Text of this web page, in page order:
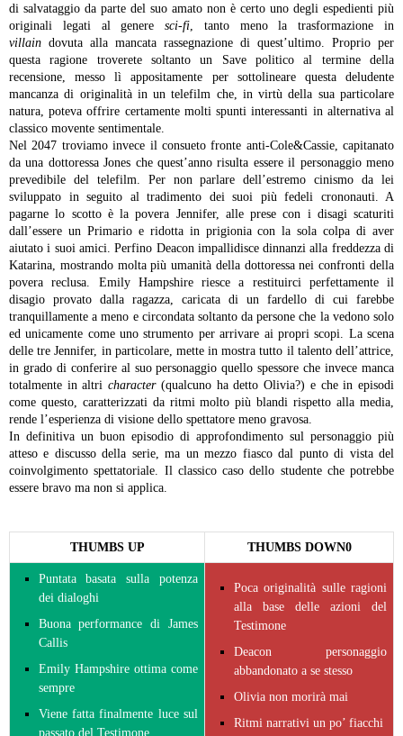
di salvataggio da parte del suo amato non è certo uno degli espedienti più
originali legati al generesci-fi , tanto meno la trasformazione in
villain dovuta alla mancata rassegnazione di quest’ultimo. Proprio per
questa ragione troverete soltanto un Save politico al termine della
recensione, messo lì appositamente per sottolineare questa deludente
mancanza di originalità in un telefilm che, in virtù della sua particolare
natura, poteva offrire certamente molti spunti interessanti in alternativa al
classico movente sentimentale.
Nel 2047 troviamo invece il consueto fronte anti-Cole&Cassie, capitanato
da una dottoressa Jones che quest’anno risulta essere il personaggio meno
prevedibile del telefilm. Per non parlare dell’estremo cinismo da lei
sviluppato in seguito al tradimento dei suoi più fedeli crononauti. A
pagarne lo scotto è la povera Jennifer, alle prese con i disagi scaturiti
dall’essere un Primario e ridotta in prigionia con la sola colpa di aver
aiutato i suoi amici. Perfino Deacon impallidisce dinnanzi alla freddezza di
Katarina, mostrando molta più umanità della dottoressa nei confronti della
povera reclusa. Emily Hampshire riesce a restituirci perfettamente il
disagio provato dalla ragazza, caricata di un fardello di cui farebbe
tranquillamente a meno e circondata soltanto da persone che la vedono solo
ed unicamente come uno strumento per arrivare ai propri scopi. La scena
delle tre Jennifer, in particolare, mette in mostra tutto il talento dell’attrice,
in grado di conferire al suo personaggio quello spessore che invece manca
totalmente in altricharacter(qualcuno ha detto Olivia?) e che in episodi
come questo, caratterizzati da ritmi molto più blandi rispetto alla media,
rende l’esperienza di visione dello spettatore meno gravosa.
In definitiva un buon episodio di approfondimento sul personaggio più
atteso e discusso della serie, ma un mezzo fiasco dal punto di vista del
coinvolgimento spettatoriale. Il classico caso dello studente che potrebbe
essere bravo ma non si applica.
THUMBS UP THUMBS DOWN0
Puntata basata sulla potenza
dei dialoghi
Buona performance di James
Callis
Emily Hampshire ottima come
sempre
Viene fatta finalmente luce sul
passato del Testimone
Poca originalità sulle ragioni
alla base delle azioni del
Testimone
Deacon personaggio
abbandonato a se stesso
Olivia non morirà mai
Ritmi narrativi un po’ fiacchi